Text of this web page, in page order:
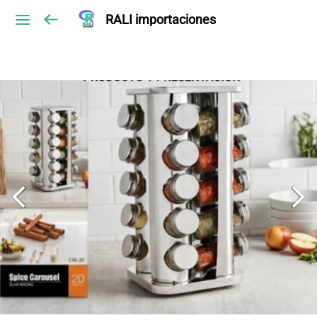
RALI importaciones